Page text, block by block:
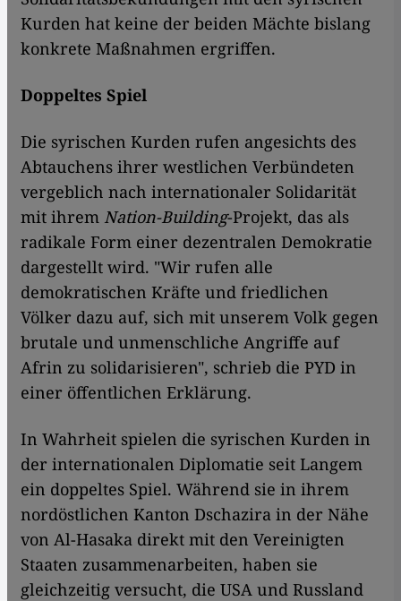
Kurden hat keine der beiden Mächte bislang
konkrete Maßnahmen ergriffen.
Doppeltes Spiel
Die syrischen Kurden rufen angesichts des
Abtauchens ihrer westlichen Verbündeten
vergeblich nach internationaler Solidarität
mit ihrem Nation-Building-Projekt, das als
radikale Form einer dezentralen Demokratie
dargestellt wird. "Wir rufen alle
demokratischen Kräfte und friedlichen
Völker dazu auf, sich mit unserem Volk gegen
brutale und unmenschliche Angriffe auf
Afrin zu solidarisieren", schrieb die PYD in
einer öffentlichen Erklärung.
In Wahrheit spielen die syrischen Kurden in
der internationalen Diplomatie seit Langem
ein doppeltes Spiel. Während sie in ihrem
nordöstlichen Kanton Dschazira in der Nähe
von Al-Hasaka direkt mit den Vereinigten
Staaten zusammenarbeiten, haben sie
gleichzeitig versucht, die USA und Russland